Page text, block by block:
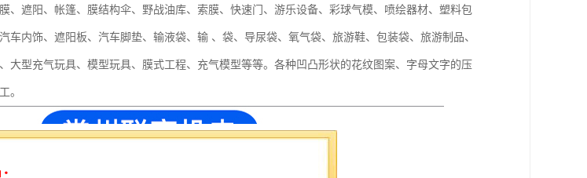
、遮阳、帐篷、膜结构伞、野战油库、索膜、快速门、游乐设备、彩球气模、喷绘器材、塑料包
车内饰、遮阳板、汽车脚垫、输液袋、输 、袋、导尿袋、氧气袋、旅游鞋、包装袋、旅游制品、
大型充气玩具、模型玩具、膜式工程、充气模型等等。各种凹凸形状的花纹图案、字母文字的压
。